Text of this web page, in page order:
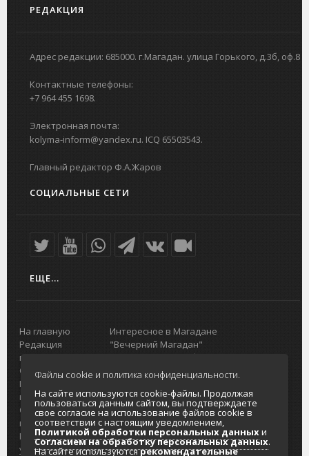
РЕДАКЦИЯ
Адрес редакции: 685000. г.Магадан. улица Горького, д.3б, оф.8
Контактные телефоны:
+7 964 455 1698.
Электронная почта:
kolyma-inform@yandex.ru. ICQ 65503543.
Главный редактор Ф.А.Жаров
СОЦИАЛЬНЫЕ СЕТИ
ЕЩЕ...
На главную
Редакция
портала
О проекте
Реклама на
портале
Отзывы и
предложения
Интернет-
услуги
Интересное в Магадане
"Вечерний Магадан"
Городская доска объявлений
Главный туристический портал
Колымы
Политика в отношении обработки
персональных данных
Согласие на обработку персональных
данных
Файлы cookie и политика конфиденциальности.
На сайте используются cookie-файлы. Продолжая
пользоваться данным сайтом, вы подтверждаете
свое согласие на использование файлов cookie в
соответствии с настоящим уведомлением,
Политикой обработки персональных данныхи
Согласием на обработку персональных данных.
На сайте используютсярекомендательные